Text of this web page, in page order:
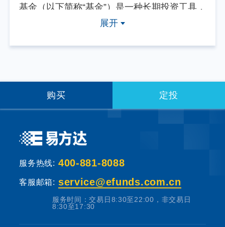
基金（以下简称“基金”）是一种长期投资工具，
其主要功能是分散投资，降低投资单一证券所
提供固定收益预期的金融工具，当您购买基金
险承受能力和基金的风险等级进行划分，并提
金风险特征的表述与基金销售机构对基金的风
险评级可能不一致，您在做出投资决策之前，
产品资料概要等产品法律文件和本风险揭示
展开
购买 定投
服务热线: 400-881-8088
客服邮箱: service@efunds.com.cn
服务时间：交易日8:30至22:00，非交易日
8:30至17:30